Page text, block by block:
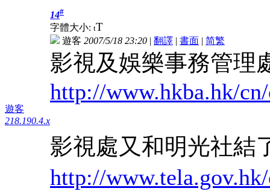
遊客
218.190.4.x
14#
字體大小: tT
遊客 2007/5/18 23:20 | 翻譯 | 書面 | 简繁
影視及娛樂事務管理
http://www.hkba.hk/
影視處又和明光社結
http://